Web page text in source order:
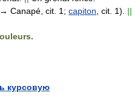
Canapé, cit. 1; capiton, cit. 1). ||
курсовую